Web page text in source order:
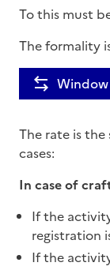
To this must
The formality
The rate is
cases:
In case of
If the
registration
If the